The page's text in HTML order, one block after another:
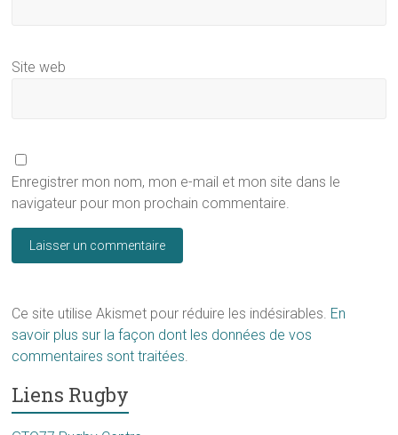
Site web
Enregistrer mon nom, mon e-mail et mon site dans le
navigateur pour mon prochain commentaire.
Ce site utilise Akismet pour réduire les indésirables. En
savoir plus sur la façon dont les données de vos
commentaires sont traitées.
Liens Rugby